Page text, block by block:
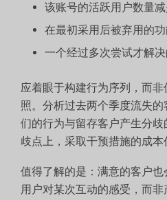
该账号的活跃用户数量
在最初采用后被弃用的
一个经过多次尝试才解
应着眼于构建行为序列，而
照。分析过去两个季度流失
们的行为与留存客户产生分
歧点上，采取干预措施的成本
值得了解的是：满意的客户
用户对某次互动的感受，而